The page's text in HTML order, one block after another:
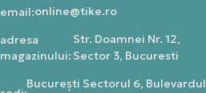
email:online@tike.ro
adresa
magazinului:
Str. Doamnei Nr. 12,
Sector 3, Bucuresti
Bucureşti Sectorul 6, Bulevardul